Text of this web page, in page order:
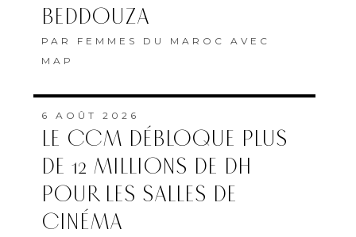
BEDDOUZA
PAR FEMMES DU MAROC AVEC
MAP
6 AOÛT 2026
LE CCM DÉBLOQUE PLUS
DE 12 MILLIONS DE DH
POUR LES SALLES DE
CINÉMA